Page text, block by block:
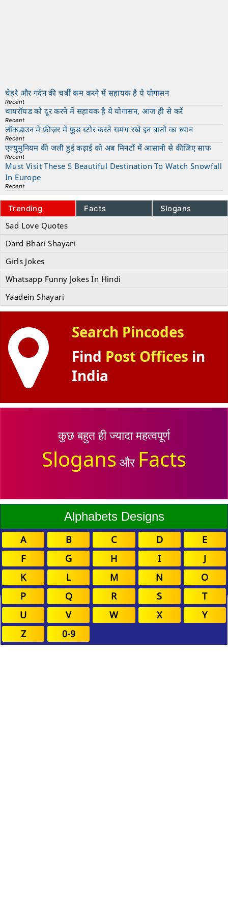
चेहरे और गर्दन की चर्बी कम करने में सहायक है ये योगासन
Recent
थायरॉयड को दूर करने में सहायक है ये योगासन, आज ही से करें
Recent
लॉकडाउन में फ्रीज़र में फ़ूड स्टोर करते समय रखें इन बातों का ध्यान
Recent
एल्युमुनियम की जली हुई कढ़ाई को अब मिनटों में आसानी से कीजिए साफ
Recent
Must Visit These 5 Beautiful Destination To Watch Snowfall
In Europe
Recent
Trending Facts Slogans
Sad Love Quotes
Dard Bhari Shayari
Girls Jokes
Whatsapp Funny Jokes In Hindi
Yaadein Shayari
Search Pincodes
Find Post Offices in
India
कुछ बहुत ही ज्यादा महत्वपूर्ण
Slogans और Facts
Alphabets Designs
A B C D
E
F
G H I
J
K
L M N
O
P
Q R S
T
U
V W X
Y
Z
0-9